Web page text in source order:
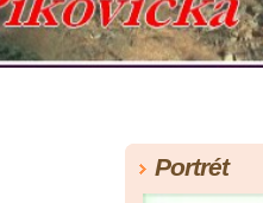
Portrét